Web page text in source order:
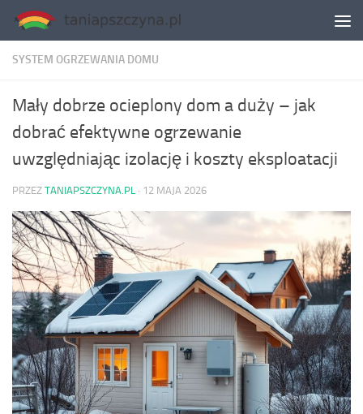
Skip to content
SYSTEM OGRZEWANIA DOMU
Mały dobrze ocieplony dom a duży – jak
dobrać efektywne ogrzewanie
uwzględniając izolację i koszty eksploatacji
PRZEZ TANIAPSZCZYNA.PL · 12 MAJA 2026